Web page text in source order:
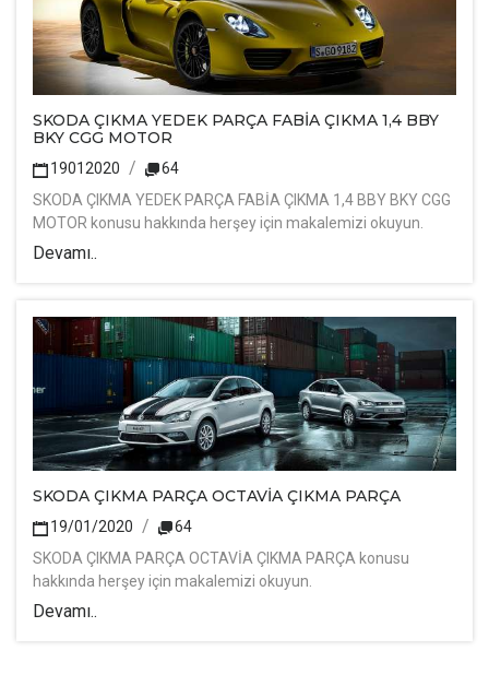
SKODA ÇIKMA YEDEK PARÇA FABİA ÇIKMA 1,4 BBY
BKY CGG MOTOR
19012020
64
SKODA ÇIKMA YEDEK PARÇA FABİA ÇIKMA 1,4 BBY BKY CGG
MOTOR konusu hakkında herşey için makalemizi okuyun.
Devamı..
SKODA ÇIKMA PARÇA OCTAVİA ÇIKMA PARÇA
19/01/2020
64
SKODA ÇIKMA PARÇA OCTAVİA ÇIKMA PARÇA konusu
hakkında herşey için makalemizi okuyun.
Devamı..